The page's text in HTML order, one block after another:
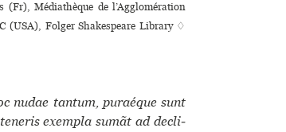
Médiathèque de l’Agglomération
Folger Shakespeare Library ♢
nudae tantum, puraé­que sunt
exem­pla sumãt ad decli­